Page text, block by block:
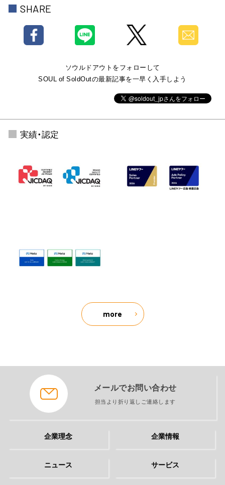
SHARE
ソウルドアウトをフォローして
SOUL of SoldOutの最新記事を一早く入手しよう
実績・認定
more
メールでお問い合わせ
担当より折り返しご連絡します
企業理念 企業情報
ニュース サービス